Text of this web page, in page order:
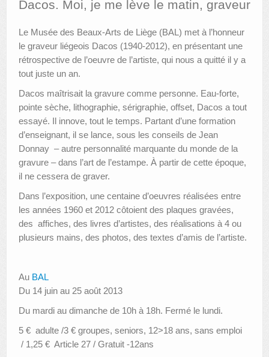
ANIMATIONS DES MUSÉES
PUBLICATIONS
LES APPELS À PROJETS
LE PORTAIL DES COLLECTIONS
Dacos. Moi, je me lève le matin, graveur
Le Musée des Beaux-Arts de Liège (BAL) met à l’honneur
le graveur liégeois Dacos (1940-2012), en présentant une
rétrospective de l’oeuvre de l’artiste, qui nous a quitté il y a
tout juste un an.
Dacos maîtrisait la gravure comme personne. Eau-forte,
pointe sèche, lithographie, sérigraphie, offset, Dacos a tout
essayé. Il innove, tout le temps. Partant d’une formation
d’enseignant, il se lance, sous les conseils de Jean
Donnay – autre personnalité marquante du monde de la
gravure – dans l’art de l’estampe. À partir de cette époque,
il ne cessera de graver.
Dans l’exposition, une centaine d’oeuvres réalisées entre
les années 1960 et 2012 côtoient des plaques gravées,
des affiches, des livres d’artistes, des réalisations à 4 ou
plusieurs mains, des photos, des textes d’amis de l’artiste.
Au BAL
Du 14 juin au 25 août 2013
Du mardi au dimanche de 10h à 18h. Fermé le lundi.
5 € adulte /3 € groupes, seniors, 12>18 ans, sans emploi
/ 1,25 € Article 27 / Gratuit -12ans